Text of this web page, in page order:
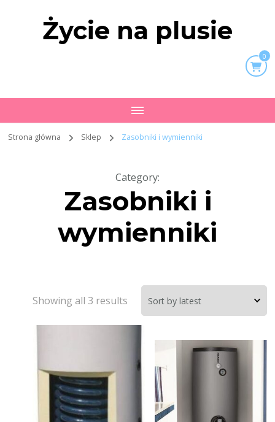
Życie na plusie
0
Strona główna Sklep Zasobniki i wymienniki
Category:
Zasobniki i
wymienniki
Showing all 3 results